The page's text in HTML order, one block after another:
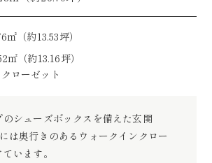
㎡（約13.53坪）
㎡（約13.16坪）
ローゼット
のシューズボックスを備えた玄関
は奥行きのあるウォークインクロー
います。